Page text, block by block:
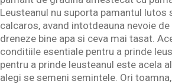
Leusteanul nu suporta pamantul lutos
calcaros, avand intotdeauna nevoie
dreneze bine apa si ceva mai tasat.
conditiile esentiale pentru a prinde
pentru a prinde leusteanul este acela
alegi se semeni semintele. Ori